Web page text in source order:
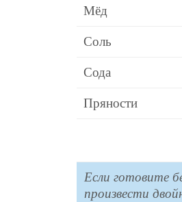
Мёд
Соль
Сода
Пряности
Если готовите
произвести